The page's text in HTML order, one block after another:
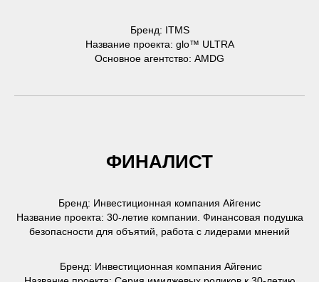
Бренд: ITMS
Название проекта: glo™ ULTRA
Основное агентство: AMDG
ФИНАЛИСТ
Бренд: Инвестиционная компания Айгенис
Название проекта: 30-летие компании. Финансовая подушка
безопасности для объятий, работа с лидерами мнений
Бренд: Инвестиционная компания Айгенис